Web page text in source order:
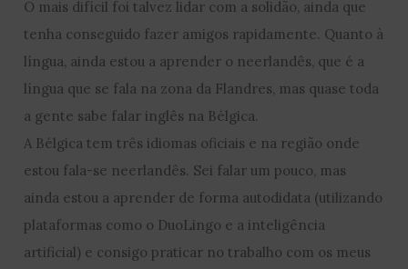
O mais difícil foi talvez lidar com a solidão, ainda que
tenha conseguido fazer amigos rapidamente. Quanto à
língua, ainda estou a aprender o neerlandês, que é a
língua que se fala na zona da Flandres, mas quase toda
a gente sabe falar inglês na Bélgica.
A Bélgica tem três idiomas oficiais e na região onde
estou fala-se neerlandês. Sei falar um pouco, mas
ainda estou a aprender de forma autodidata (utilizando
plataformas como o DuoLingo e a inteligência
artificial) e consigo praticar no trabalho com os meus